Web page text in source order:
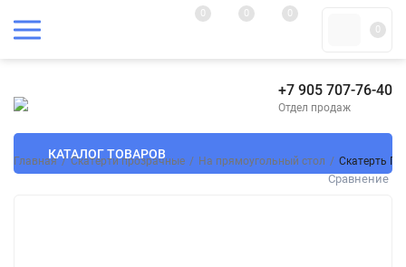
0 0
0
0
+7 905 707-76-40
Отдел продаж
КАТАЛОГ ТОВАРОВ
Главная / Скатерти прозрачные / На прямоугольный стол / Скатерть
Сравнение